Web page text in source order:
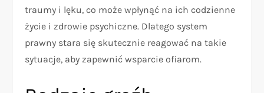
traumy i lęku, co może wpłynąć na ich codzienne
życie i zdrowie psychiczne. Dlatego system
prawny stara się skutecznie reagować na takie
sytuacje, aby zapewnić wsparcie ofiarom.